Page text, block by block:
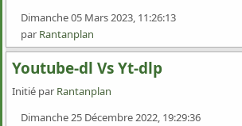
Dimanche 05 Mars 2023, 11:26:13
par Rantanplan
Youtube-dl Vs Yt-dlp
Initié par Rantanplan
Dimanche 25 Décembre 2022, 19:29:36